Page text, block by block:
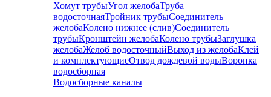
Хомут трубыУгол желобаТруба
водосточнаяТройник трубыСоединитель
желобаКолено нижнее (слив)Соединитель
трубыКронштейн желобаКолено трубыЗаглушка
желобаЖелоб водосточныйВыход из желобаКлей
и комплектующиеОтвод дождевой водыВоронка
водосборная
Водосборные каналы